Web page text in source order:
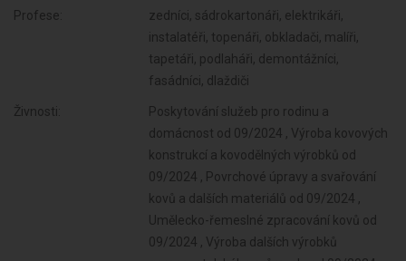
Profese:
zedníci, sádrokartonáři, elektrikáři,
instalatéři, topenáři, obkladači, malíři,
tapetáři, podlaháři, demontážníci,
fasádníci, dlaždiči
Živnosti:
Poskytování služeb pro rodinu a
domácnost od 09/2024 , Výroba kovových
konstrukcí a kovodělných výrobků od
09/2024 , Povrchové úpravy a svařování
kovů a dalších materiálů od 09/2024 ,
Umělecko-řemeslné zpracování kovů od
09/2024 , Výroba dalších výrobků